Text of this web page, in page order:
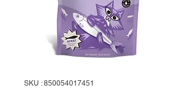
SKU : 850054017451